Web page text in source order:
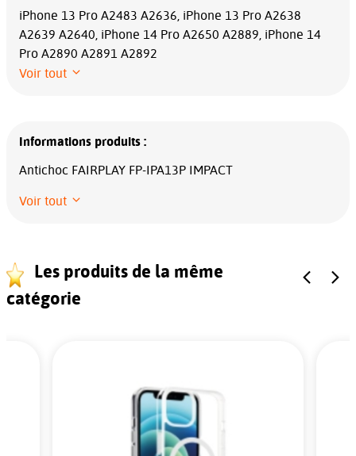
iPhone 13 Pro A2483 A2636, iPhone 13 Pro A2638
A2639 A2640, iPhone 14 Pro A2650 A2889, iPhone 14
Pro A2890 A2891 A2892
Voir tout
Informations produits :
Antichoc FAIRPLAY FP-IPA13P IMPACT
Voir tout
Les produits de la même
catégorie